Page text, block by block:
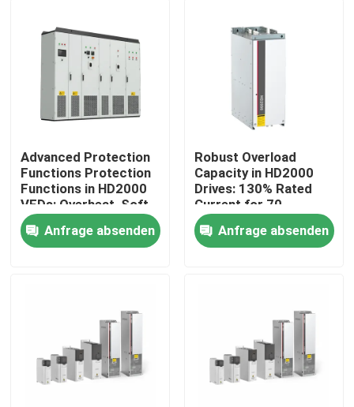
Videos
Über uns
Werksbesichtigung
Qualitätskontrolle
Kontakt mit uns
Bitte um ein Angebot
Advanced Protection
Functions Protection
Functions in HD2000
VFDs: Overheat, Soft-
Start, and IGBT Safety
Anfrage absenden
Robust Overload
Capacity in HD2000
Drives: 130% Rated
Current for 70
Seconds
Anfrage absenden